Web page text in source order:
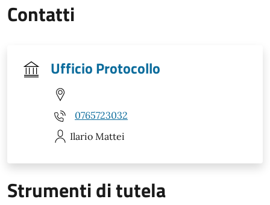
Contatti
Ufficio Protocollo
0765723032
Ilario Mattei
Strumenti di tutela